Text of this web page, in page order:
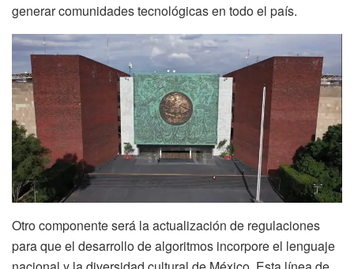
generar comunidades tecnológicas en todo el país.
Otro componente será la actualización de regulaciones
para que el desarrollo de algoritmos incorpore el lenguaje